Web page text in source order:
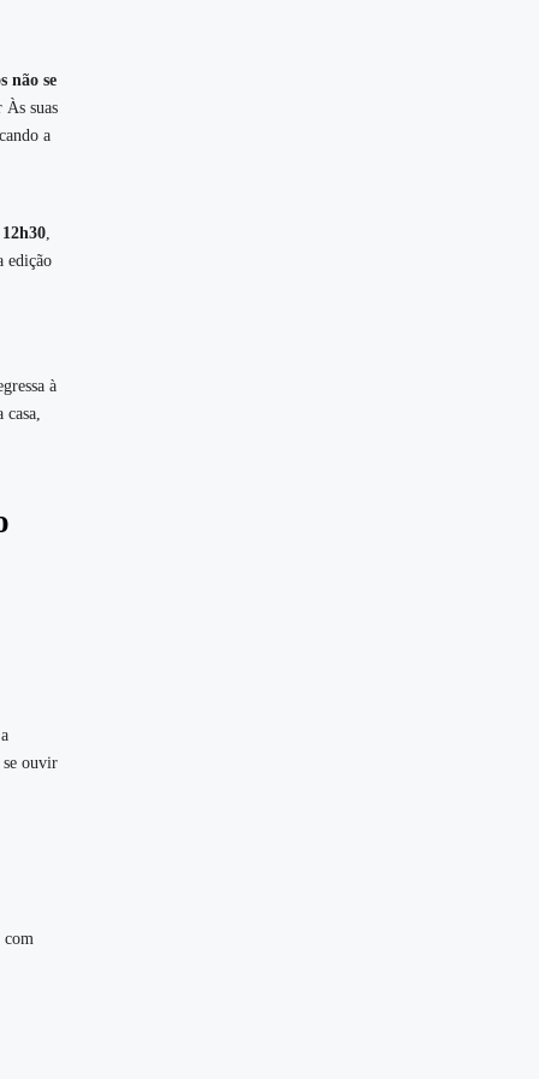
não se
Às suas
a
12h30,
edição
à
casa,
se ouvir
com